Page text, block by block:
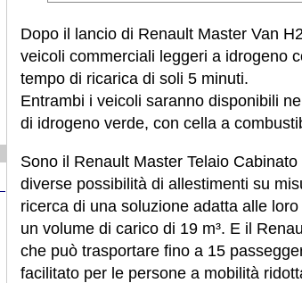
Dopo il lancio di Renault Master Van
veicoli commerciali leggeri a idrogeno
tempo di ricarica di soli 5 minuti.
Entrambi i veicoli saranno disponibili
di idrogeno verde, con cella a
Sono il Renault Master Telaio
diverse possibilità di allestimenti su
ricerca di una soluzione adatta alle
un volume di carico di 19 m³. E il
che può trasportare fino a 15
facilitato per le persone a mobilità